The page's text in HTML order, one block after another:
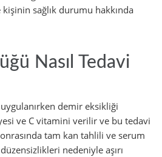
kişinin sağlık durumu hakkında
Nasıl Tedavi
demir eksikliği
ve C vitamini verilir ve bu tedavi
tam kan tahlili ve serum
nedeniyle aşırı